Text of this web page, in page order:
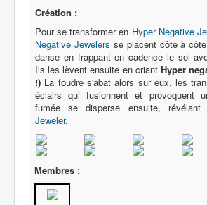
Création :
Pour se transformer en Hyper Negative
Negative Jewelers se placent côte à
danse en frappant en cadence le sol
Ils les lèvent ensuite en criant Hyper
!) La foudre s'abat alors sur eux, les
éclairs qui fusionnent et provoquent
fumée se disperse ensuite, révélant
Jeweler.
Membres :